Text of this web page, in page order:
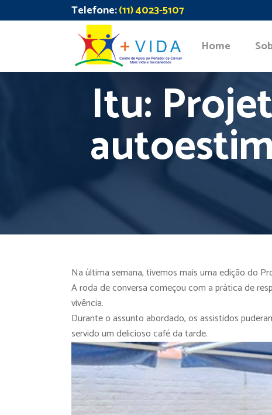
Telefone:(11) 4023-5107
Home
Itu:
Na última semana, tivemos mais uma edição do
A roda de conversa começou com a prática de
vivência.
Durante o assunto abordado, os assistidos
servido um delicioso café da tarde.